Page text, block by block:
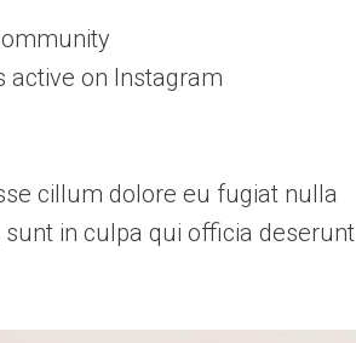
active on Instagram
cillum dolore eu fugiat nulla
in culpa qui officia deserunt